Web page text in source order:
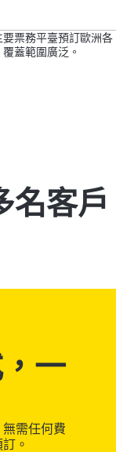
要票務平臺預訂歐洲各
蓋範圍廣泛。
名客戶
一
需任何費
。